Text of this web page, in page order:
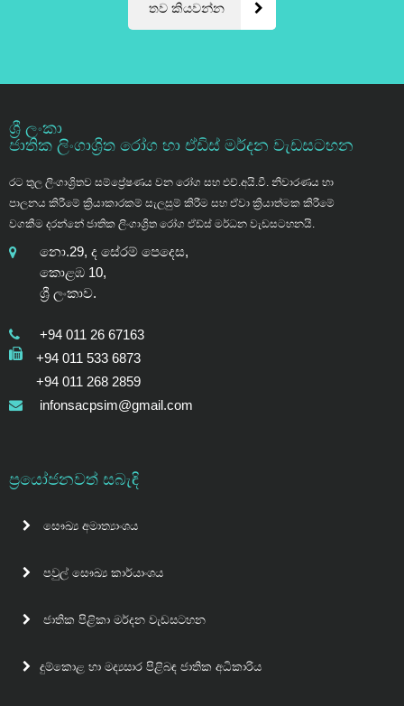
තව කියවන්න
ශ්‍රී ලංකා
ජාතික ලිංගාශ්‍රිත රෝග හා ඒඩිස් මර්දන වැඩසටහන
රට තුල ලිංගාශ්‍රිතව සම්ප්‍රේෂණය වන රෝග සහ එච්.අයි.වී. නිවාරණය හා
පාලනය කිරීමේ ක්‍රියාකාරකම් සැලසුම් කිරීම සහ ඒවා ක්‍රියාත්මක කිරීමේ
වගකීම දරන්නේ ජාතික ලිංගාශ්‍රිත රෝග ඒඩ්ස් මර්ධන වැඩසටහනයි.
නො.29, ද සේරම් පෙදෙස,
කොළඹ 10,
ශ්‍රී ලංකාව.
+94 011 26 67163
+94 011 533 6873
+94 011 268 2859
infonsacpsim@gmail.com
ප්‍රයෝජනවත් සබැඳි
සෞඛ්‍ය අමාත්‍යාංශය
පවුල් සෞඛ්‍ය කාර්යාංශය
ජාතික පිළිකා මර්දන වැඩසටහන
දුම්කොළ හා මද්‍යසාර පිළිබඳ ජාතික අධිකාරිය